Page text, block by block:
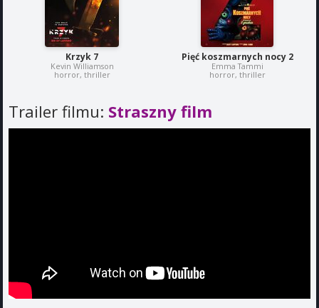
Krzyk 7
Kevin Williamson
horror, thriller
Pięć koszmarnych nocy 2
Emma Tammi
horror, thriller
Trailer filmu: Straszny film